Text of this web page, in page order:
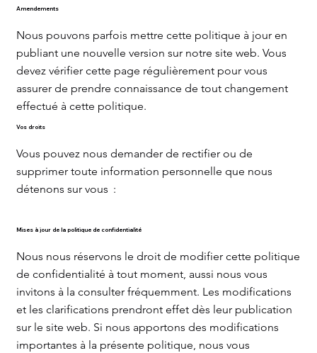
Amendements
Nous pouvons parfois mettre cette politique à jour en
publiant une nouvelle version sur notre site web. Vous
devez vérifier cette page régulièrement pour vous
assurer de prendre connaissance de tout changement
effectué à cette politique.
Vos droits
Vous pouvez nous demander de rectifier ou de
supprimer toute information personnelle que nous
détenons sur vous :
Mises à jour de la politique de confidentialité
Nous nous réservons le droit de modifier cette politique
de confidentialité à tout moment, aussi nous vous
invitons à la consulter fréquemment. Les modifications
et les clarifications prendront effet dès leur publication
sur le site web. Si nous apportons des modifications
importantes à la présente politique, nous vous